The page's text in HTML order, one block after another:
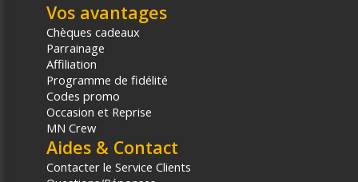
Vos avantages
Chèques cadeaux
Parrainage
Affiliation
Programme de fidélité
Codes promo
Occasion et Reprise
MN Crew
Aides & Contact
Contacter le Service Clients